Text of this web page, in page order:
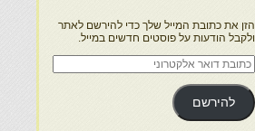
הזן את כתובת המייל שלך כדי להירשם לאתר
ולקבל הודעות על פוסטים חדשים במייל.
כתובת
דואר
אלקטרוני
להירשם